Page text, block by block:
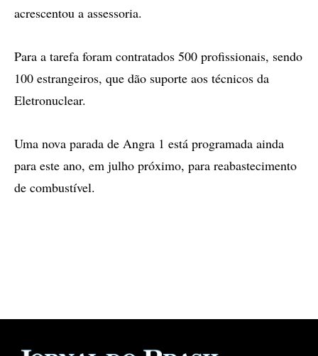
acrescentou a assessoria.
Para a tarefa foram contratados 500 profissionais, sendo
100 estrangeiros, que dão suporte aos técnicos da
Eletronuclear.
Uma nova parada de Angra 1 está programada ainda
para este ano, em julho próximo, para reabastecimento
de combustível.